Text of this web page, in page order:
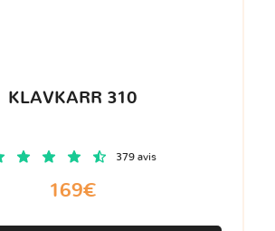
KLAVKARR 310
379 avis
169€